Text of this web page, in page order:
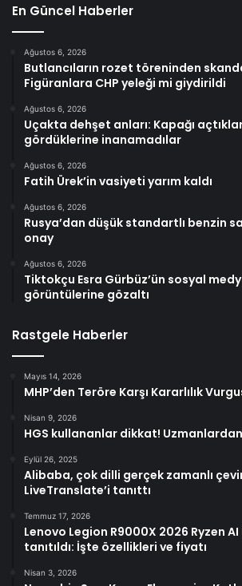
En Güncel Haberler
Ağustos 6, 2026
Butlancıların rozet töreninden
Figüranlara CHP yeleği mi giydirildi
Ağustos 6, 2026
Uçakta dehşet anları: Kapağı
gördüklerine inanamadılar
Ağustos 6, 2026
Fatih Ürek’in vasiyeti yarım kaldı
Ağustos 6, 2026
Rusya’dan düşük standartlı benzin
onay
Ağustos 6, 2026
Tiktokçu Esra Gürbüz’ün sosyal
görüntülerine gözaltı
Rastgele Haberler
Mayıs 14, 2026
MHP’den Teröre Karşı Kararlılık
Nisan 9, 2026
HGS kullananlar dikkat!
Eylül 26, 2025
Alibaba, çok dilli gerçek zamanlı
LiveTranslate’i tanıttı
Temmuz 17, 2026
Lenovo Legion R9000X 2026 Ryzen AI
tanıtıldı: İşte özellikleri ve fiyatı
Nisan 3, 2026